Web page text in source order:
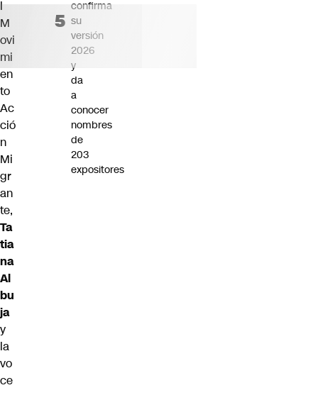
l
M
ovi
mi
en
to
Ac
ció
n
Mi
gr
an
te,
Ta
tia
na
Al
bu
ja
y
la
vo
ce
confirma
su
versión
2026
y
da
a
conocer
nombres
de
203
expositores